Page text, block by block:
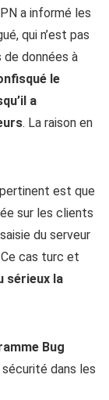
a informé les
qui n’est pas
de données à
le
a
. La raison en
est que
sur les clients
du serveur
Ce cas turc et
sérieux la
Bug
dans les